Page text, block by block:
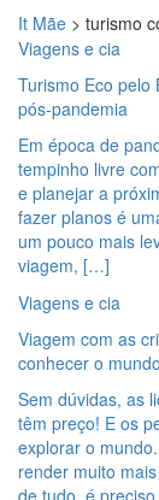
It Mãe > turismo
Viagens e cia
Turismo Eco pelo
pós-pandemia
Em época de
tempinho livre
e planejar a
fazer planos é
um pouco mais
viagem, […]
Viagens e cia
Viagem com as
conhecer o mundo
Sem dúvidas, as
têm preço! E os
explorar o
render muito
de tudo, é